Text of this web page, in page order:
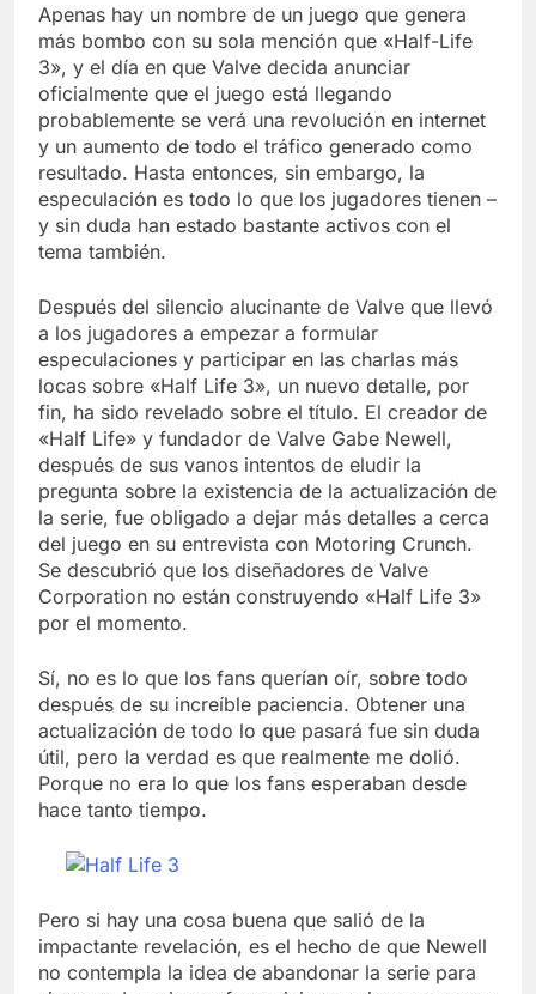
México – Descuentos
Masivos en Mercado
Libre
7 Años Atrás
Crucero en México te
lleva a lugares
paranormales con
binoculares de visión
nocturna y reuniones de
secuestrados
7 Años Atrás
La Inteligencia Artificial
deepfake de Samsung
fabrica un clip de
movimiento desde una
sola foto
7 Años Atrás
Apenas hay un nombre de un juego que genera
más bombo con su sola mención que «Half-Life
3», y el día en que Valve decida anunciar
oficialmente que el juego está llegando
probablemente se verá una revolución en internet
y un aumento de todo el tráfico generado como
resultado. Hasta entonces, sin embargo, la
especulación es todo lo que los jugadores tienen –
y sin duda han estado bastante activos con el
tema también.
Después del silencio alucinante de Valve que llevó
a los jugadores a empezar a formular
especulaciones y participar en las charlas más
locas sobre «Half Life 3», un nuevo detalle, por
fin, ha sido revelado sobre el título. El creador de
«Half Life» y fundador de Valve Gabe Newell,
después de sus vanos intentos de eludir la
pregunta sobre la existencia de la actualización de
la serie, fue obligado a dejar más detalles a cerca
del juego en su entrevista con Motoring Crunch.
Se descubrió que los diseñadores de Valve
Corporation no están construyendo «Half Life 3»
por el momento.
Sí, no es lo que los fans querían oír, sobre todo
después de su increíble paciencia. Obtener una
actualización de todo lo que pasará fue sin duda
útil, pero la verdad es que realmente me dolió.
Porque no era lo que los fans esperaban desde
hace tanto tiempo.
Pero si hay una cosa buena que salió de la
impactante revelación, es el hecho de que Newell
no contempla la idea de abandonar la serie para